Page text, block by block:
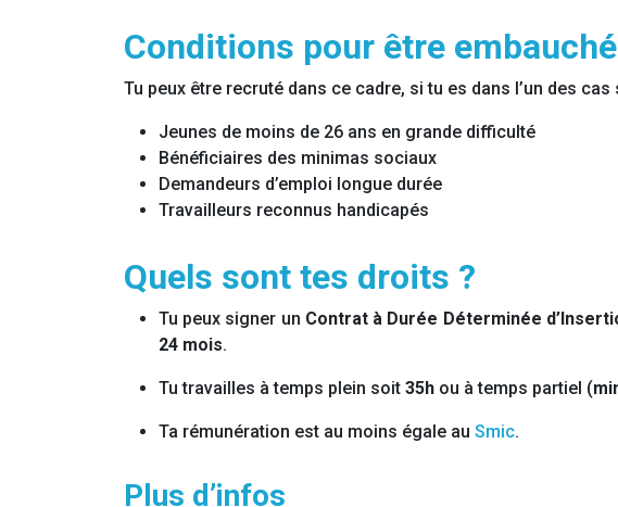
Conditions pour être
Tu peux être recruté dans ce cadre, si tu es dans l’un des cas
Jeunes de moins de 26 ans en grande difficulté
Bénéficiaires des minimas sociaux
Demandeurs d’emploi longue durée
Travailleurs reconnus handicapés
Quels sont tes droits ?
Tu peux signer un Contrat à Durée Déterminée
24 mois.
Tu travailles à temps plein soit 35h ou à temps partiel (
Ta rémunération est au moins égale au Smic.
Plus d’infos